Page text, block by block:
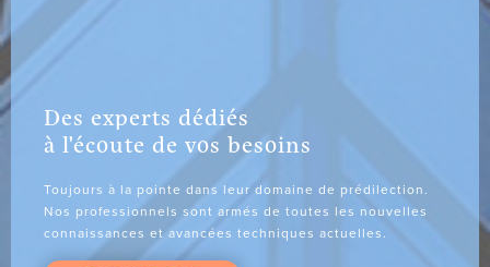
Des experts dédiés
à l'écoute de vos besoins
Toujours à la pointe dans leur domaine de prédilection.
Nos professionnels sont armés de toutes les nouvelles
connaissances et avancées techniques actuelles.